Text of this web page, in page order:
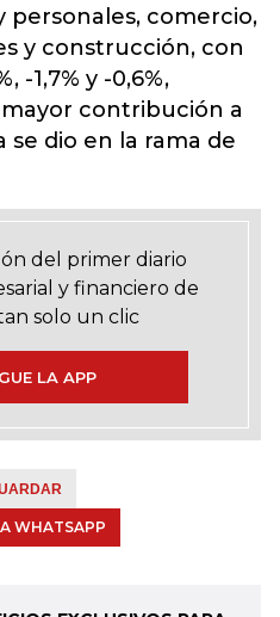
personales, comercio,
y construcción, con
-1,7% y -0,6%,
contribución a
se dio en la rama de
del primer diario
y financiero de
solo un clic
LA APP
WHATSAPP